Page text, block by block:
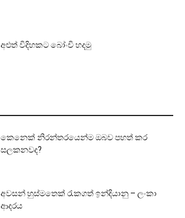
අළුත් විදිහකට බෝංචි හදමු
කෙනෙක් නිරන්තරයෙන්ම ඔබව පහත් කර
සලකනවද?
අවසන් හුස්මතෙක් රැකගත් ඉන්දියානු – ලංකා
ආදරය